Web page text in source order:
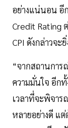
อย่างแน่นอน อี
Credit Rating
CPI ดังกล่าวจ
“จากสถานกา
ความมั่นใจ อีก
เวลาที่จะพิจา
หลายอย่างดี แ